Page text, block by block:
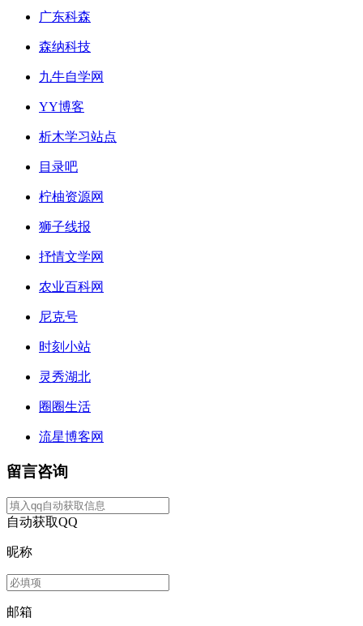
广东科森
森纳科技
九牛自学网
YY博客
析木学习站点
目录吧
柠柚资源网
狮子线报
抒情文学网
农业百科网
尼克号
时刻小站
灵秀湖北
圈圈生活
流星博客网
留言咨询
自动获取QQ
昵称
邮箱